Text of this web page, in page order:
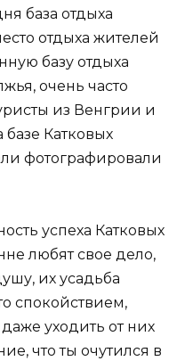
база отдыха
отдыха жителей
базу отдыха
очень часто
из Венгрии и
Катковых
фотографировали
успеха Катковых
любят свое дело,
их усадьба
спокойствием,
уходить от них
что ты очутился в